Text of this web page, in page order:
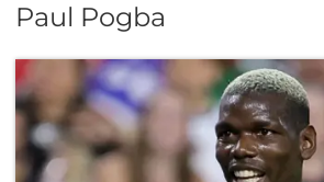
Paul Pogba